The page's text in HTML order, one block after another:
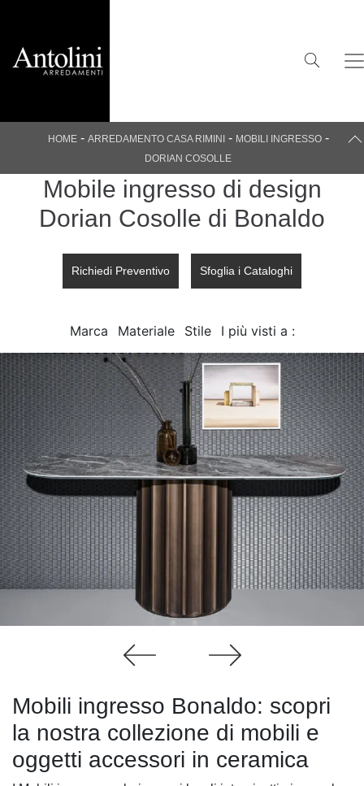
HOME- ARREDAMENTO CASA RIMINI - MOBILI INGRESSO -
DORIAN COSOLLE
Mobile ingresso di design
Dorian Cosolle di Bonaldo
Richiedi Preventivo Sfoglia i Cataloghi
Marca Materiale Stile I più visti a :
Mobili ingresso Bonaldo: scopri
la nostra collezione di mobili e
oggetti accessori in ceramica